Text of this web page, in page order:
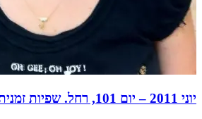
יוני 2011 – יום 101, רחל. שפיות זמנית